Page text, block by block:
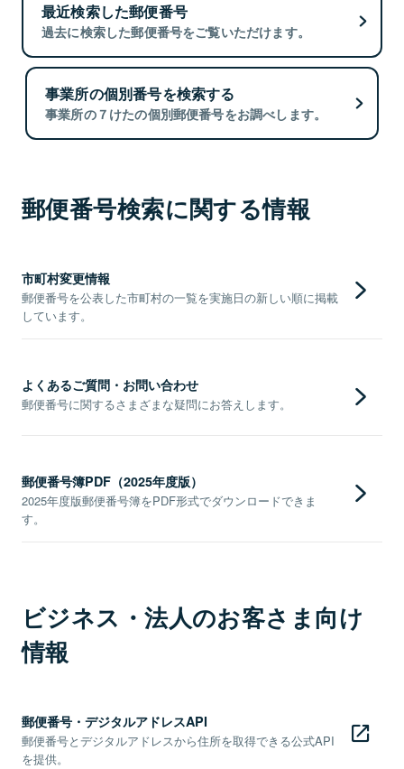
最近検索した郵便番号
過去に検索した郵便番号をご覧いただけます。
事業所の個別番号を検索する
事業所の７けたの個別郵便番号をお調べします。
郵便番号検索に関する情報
市町村変更情報
郵便番号を公表した市町村の一覧を実施日の新しい順に掲載
しています。
よくあるご質問・お問い合わせ
郵便番号に関するさまざまな疑問にお答えします。
郵便番号簿PDF（2025年度版）
2025年度版郵便番号簿をPDF形式でダウンロードできま
す。
ビジネス・法人のお客さま向け
情報
郵便番号・デジタルアドレスAPI
郵便番号とデジタルアドレスから住所を取得できる公式API
を提供。